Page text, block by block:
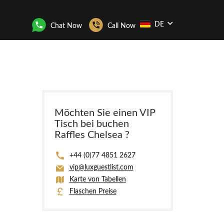
Chat Now Call Now DE
Möchten Sie einen VIP
Tisch bei buchen
Raffles Chelsea ?
+44 (0)77 4851 2627
vip@luxguestlist.com
Karte von Tabellen
Flaschen Preise